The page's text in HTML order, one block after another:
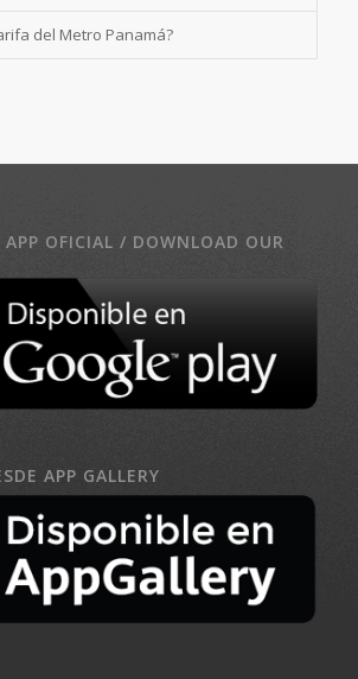
del Metro Panamá?
APP OFICIAL / DOWNLOAD OUR
APP GALLERY